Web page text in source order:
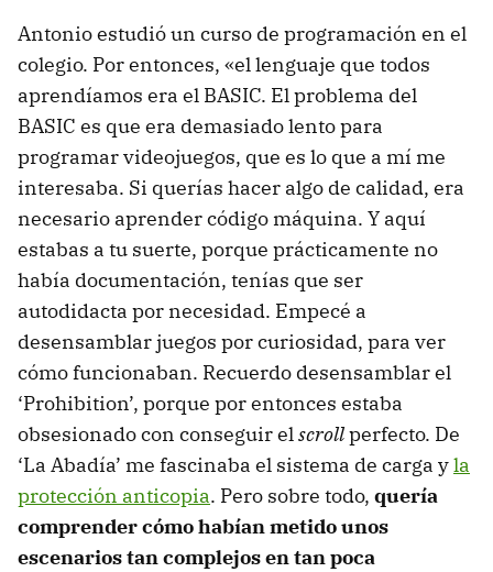
Antonio estudió un curso de programación en el
colegio. Por entonces, «el lenguaje que todos
aprendíamos era el BASIC. El problema del
BASIC es que era demasiado lento para
programar videojuegos, que es lo que a mí me
interesaba. Si querías hacer algo de calidad, era
necesario aprender código máquina. Y aquí
estabas a tu suerte, porque prácticamente no
había documentación, tenías que ser
autodidacta por necesidad. Empecé a
desensamblar juegos por curiosidad, para ver
cómo funcionaban. Recuerdo desensamblar el
‘Prohibition’, porque por entonces estaba
obsesionado con conseguir elscrollperfecto. De
‘La Abadía’ me fascinaba el sistema de carga yla
protección anticopia. Pero sobre todo, quería
comprender cómo habían metido unos
escenarios tan complejos en tan poca